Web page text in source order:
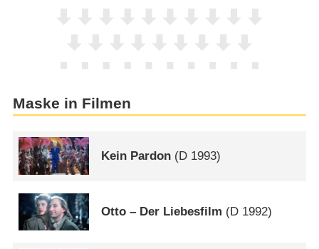
Maske in Filmen
Kein Pardon (D 1993)
Otto – Der Liebesfilm (D 1992)